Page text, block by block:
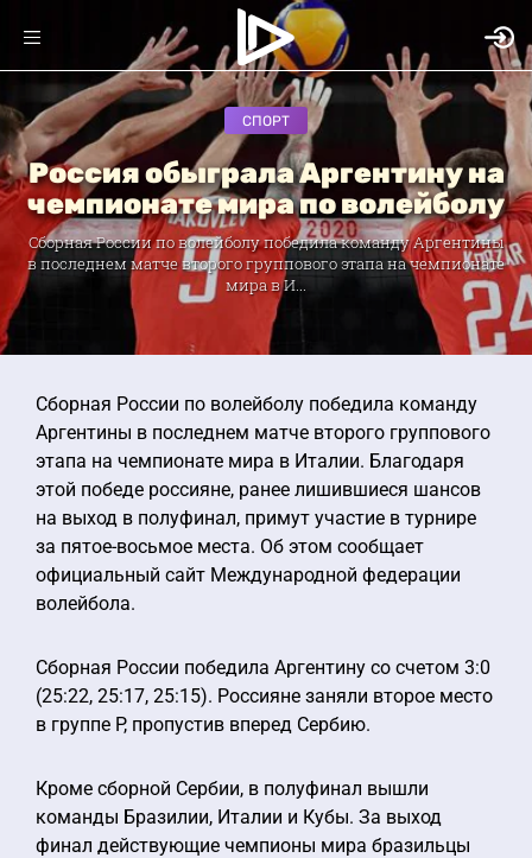
СПОРТ
Россия обыграла Аргентину на
чемпионате мира по волейболу
Сборная России по волейболу победила команду Аргентины
в последнем матче второго группового этапа на чемпионате
мира в И...
Сборная России по волейболу победила команду
Аргентины в последнем матче второго группового
этапа на чемпионате мира в Италии. Благодаря
этой победе россияне, ранее лишившиеся шансов
на выход в полуфинал, примут участие в турнире
за пятое-восьмое места. Об этом сообщает
официальный сайт Международной федерации
волейбола.
Сборная России победила Аргентину со счетом 3:0
(25:22, 25:17, 25:15). Россияне заняли второе место
в группе P, пропустив вперед Сербию.
Кроме сборной Сербии, в полуфинал вышли
команды Бразилии, Италии и Кубы. За выход
финал действующие чемпионы мира бразильцы